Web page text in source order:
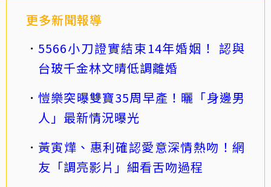
更多新聞報導
5566小刀證實結束14年婚姻！ 認與
台玻千金林文晴低調離婚
愷樂突曝雙寶35周早產！曬「身邊男
人」最新情況曝光
黃寅燁、惠利確認愛意深情熱吻！網
友「調亮影片」細看舌吻過程